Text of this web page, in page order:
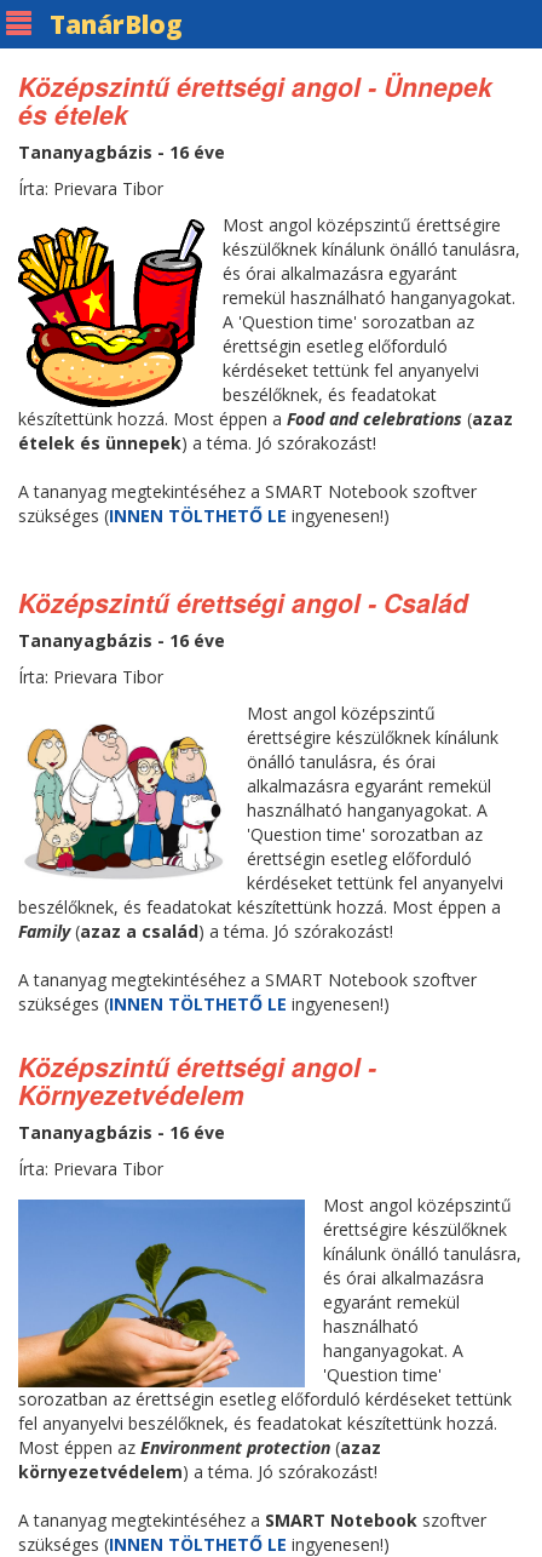
TanárBlog
Középszintű érettségi angol - Ünnepek
és ételek
Tananyagbázis - 16 éve
Írta: Prievara Tibor
Most angol középszintű érettségire
készülőknek kínálunk önálló tanulásra,
és órai alkalmazásra egyaránt
remekül használható hanganyagokat.
A 'Question time' sorozatban az
érettségin esetleg előforduló
kérdéseket tettünk fel anyanyelvi
beszélőknek, és feadatokat
készítettünk hozzá. Most éppen a Food and celebrations (azaz
ételek és ünnepek) a téma. Jó szórakozást!
A tananyag megtekintéséhez a SMART Notebook szoftver
szükséges (INNEN TÖLTHETŐ LE ingyenesen!)
Középszintű érettségi angol - Család
Tananyagbázis - 16 éve
Írta: Prievara Tibor
Most angol középszintű
érettségire készülőknek kínálunk
önálló tanulásra, és órai
alkalmazásra egyaránt remekül
használható hanganyagokat. A
'Question time' sorozatban az
érettségin esetleg előforduló
kérdéseket tettünk fel anyanyelvi
beszélőknek, és feadatokat készítettünk hozzá. Most éppen a
Family(azaz a család) a téma. Jó szórakozást!
A tananyag megtekintéséhez a SMART Notebook szoftver
szükséges (INNEN TÖLTHETŐ LE ingyenesen!)
Középszintű érettségi angol -
Környezetvédelem
Tananyagbázis - 16 éve
Írta: Prievara Tibor
Most angol középszintű
érettségire készülőknek
kínálunk önálló tanulásra,
és órai alkalmazásra
egyaránt remekül
használható
hanganyagokat. A
'Question time'
sorozatban az érettségin esetleg előforduló kérdéseket tettünk
fel anyanyelvi beszélőknek, és feadatokat készítettünk hozzá.
Most éppen az Environment protection (azaz
környezetvédelem) a téma. Jó szórakozást!
A tananyag megtekintéséhez a SMART Notebook szoftver
szükséges (INNEN TÖLTHETŐ LE ingyenesen!)